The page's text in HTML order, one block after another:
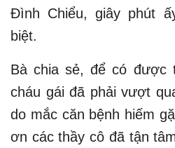
Đình Chiểu, giây phút
biệt.
Bà chia sẻ, để có được
cháu gái đã phải vượt
do mắc căn bệnh hiếm
ơn các thầy cô đã tận